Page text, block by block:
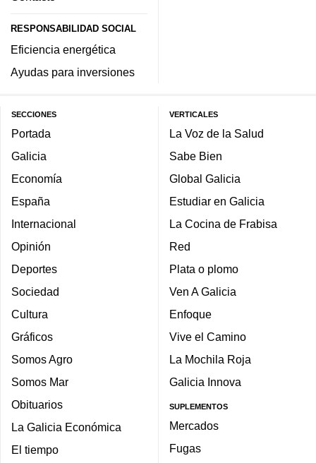
RESPONSABILIDAD SOCIAL
Eficiencia energética
Ayudas para inversiones
SECCIONES
Portada
Galicia
Economía
España
Internacional
Opinión
Deportes
Sociedad
Cultura
Gráficos
Somos Agro
Somos Mar
Obituarios
La Galicia Económica
El tiempo
VERTICALES
La Voz de la Salud
Sabe Bien
Global Galicia
Estudiar en Galicia
La Cocina de Frabisa
Red
Plata o plomo
Ven A Galicia
Enfoque
Vive el Camino
La Mochila Roja
Galicia Innova
SUPLEMENTOS
Mercados
Fugas